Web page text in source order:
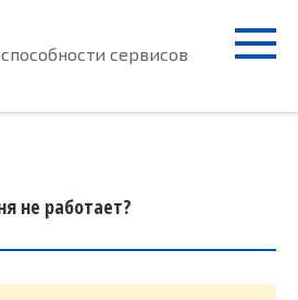
сервисов
не работает?